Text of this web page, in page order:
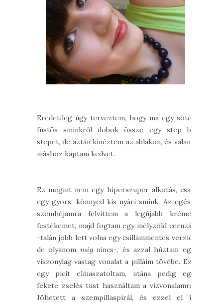
Eredetileg úgy terveztem, hogy ma egy sötét
füstös sminkről dobok össze egy step by
stepet, de aztán kinéztem az ablakon, és valami
máshoz kaptam kedvet.
Ez megint nem egy hiperszuper alkotás, csak
egy gyors, könnyed kis nyári smink. Az egész
szemhéjamra felvittem a legújabb krémes
festékemet, majd fogtam egy mélyzöld ceruzát
-talán jobb lett volna egy csillámmentes verzió,
de olyanom mégnincs-, és azzal húztam egy
viszonylag vastag vonalat a pilláim tövébe. Ezt
egy picit elmaszatoltam, utána pedig egy
fekete zselés tust használtam a vízvonalamra.
Jöhetett a szempillaspirál, és ezzel el is